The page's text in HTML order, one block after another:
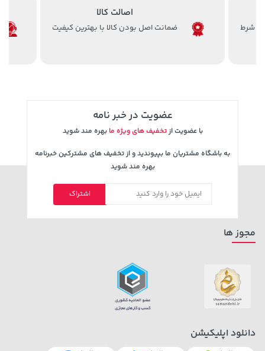
خرید 169,900 تومان
اصالت کالا
ضمانت اصل بودن کالا با بهترین کیفیت
عضویت در خبر نامه
با عضویت ازتخفیف های ویژه ما بهره مند شوید
به باشگاه مشتریان ما بپیوندید و از تخفیف های مشترکین خبرنامه
بهره مند شوید
اشتراک
مجوز ها
دانلود اپلیکیشن